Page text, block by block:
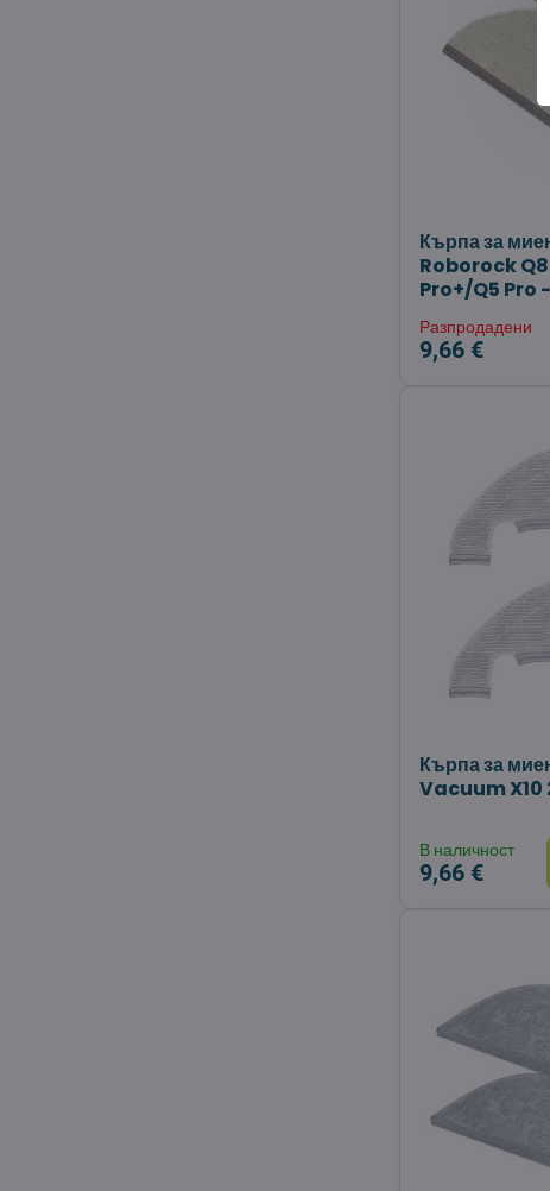
Кърпа за
Roborock
Pro+/Q5 Pro
Разпродадени
9,66 €
Кърпа за
Vacuum X10
В наличност
9,66 €